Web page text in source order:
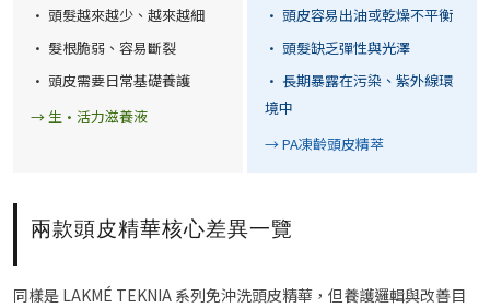
· 頭髮越來越少、越來越細
· 髮根脆弱、容易斷裂
· 頭皮需要日常基礎養護
→ 生·活力滋養液
· 頭皮容易出油或乾燥不平衡
· 頭髮缺乏彈性與光澤
· 長期暴露在污染、紫外線環
境中
→ PA凍齡頭皮精萃
兩款頭皮精華核心差異一覽
同樣是 LAKMÉ TEKNIA 系列免沖洗頭皮精華，但養護邏輯與改善目